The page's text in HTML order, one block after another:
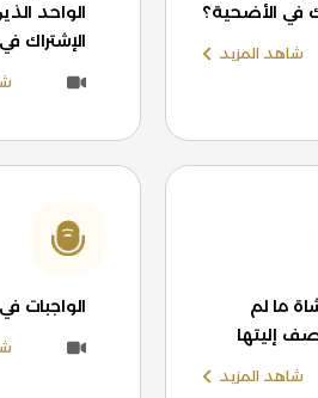
في الأضحية؟
شاهد المزيد
الواحد
الإشتراك
ما لم
إليتها
شاهد المزيد
الواجبات